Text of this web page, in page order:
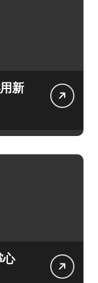
新
心